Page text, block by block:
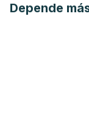
Depende